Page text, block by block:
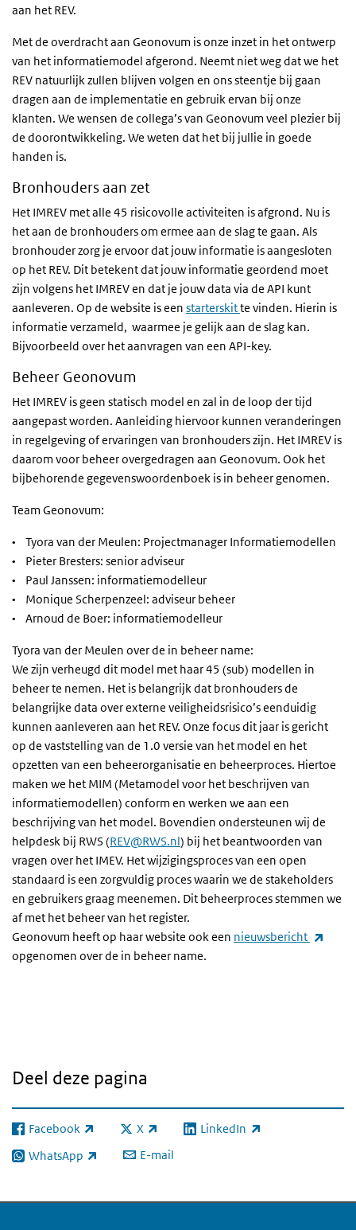
aan het REV.
Met de overdracht aan Geonovum is onze inzet in het ontwerp
van het informatiemodel afgerond. Neemt niet weg dat we het
REV natuurlijk zullen blijven volgen en ons steentje bij gaan
dragen aan de implementatie en gebruik ervan bij onze
klanten. We wensen de collega’s van Geonovum veel plezier bij
de doorontwikkeling. We weten dat het bij jullie in goede
handen is.
Bronhouders aan zet
Het IMREV met alle 45 risicovolle activiteiten is afgrond. Nu is
het aan de bronhouders om ermee aan de slag te gaan. Als
bronhouder zorg je ervoor dat jouw informatie is aangesloten
op het REV. Dit betekent dat jouw informatie geordend moet
zijn volgens het IMREV en dat je jouw data via de API kunt
aanleveren. Op de website is een starterskitte vinden. Hierin is
informatie verzameld, waarmee je gelijk aan de slag kan.
Bijvoorbeeld over het aanvragen van een API-key.
Beheer Geonovum
Het IMREV is geen statisch model en zal in de loop der tijd
aangepast worden. Aanleiding hiervoor kunnen veranderingen
in regelgeving of ervaringen van bronhouders zijn. Het IMREV is
daarom voor beheer overgedragen aan Geonovum. Ook het
bijbehorende gegevenswoordenboek is in beheer genomen.
Team Geonovum:
• Tyora van der Meulen: Projectmanager Informatiemodellen
• Pieter Bresters: senior adviseur
• Paul Janssen: informatiemodelleur
• Monique Scherpenzeel: adviseur beheer
• Arnoud de Boer: informatiemodelleur
Tyora van der Meulen over de in beheer name:
We zijn verheugd dit model met haar 45 (sub) modellen in
beheer te nemen. Het is belangrijk dat bronhouders de
belangrijke data over externe veiligheidsrisico’s eenduidig
kunnen aanleveren aan het REV. Onze focus dit jaar is gericht
op de vaststelling van de 1.0 versie van het model en het
opzetten van een beheerorganisatie en beheerproces. Hiertoe
maken we het MIM (Metamodel voor het beschrijven van
informatiemodellen) conform en werken we aan een
beschrijving van het model. Bovendien ondersteunen wij de
helpdesk bij RWS (REV@RWS.nl) bij het beantwoorden van
vragen over het IMEV. Het wijzigingsproces van een open
standaard is een zorgvuldig proces waarin we de stakeholders
en gebruikers graag meenemen. Dit beheerproces stemmen we
af met het beheer van het register.
Geonovum heeft op haar website ook een nieuwsbericht
opgenomen over de in beheer name.
Deel deze pagina
Facebook
(externe link) X
(externe link) LinkedIn
(externe link)
WhatsApp
(externe link) E-mail